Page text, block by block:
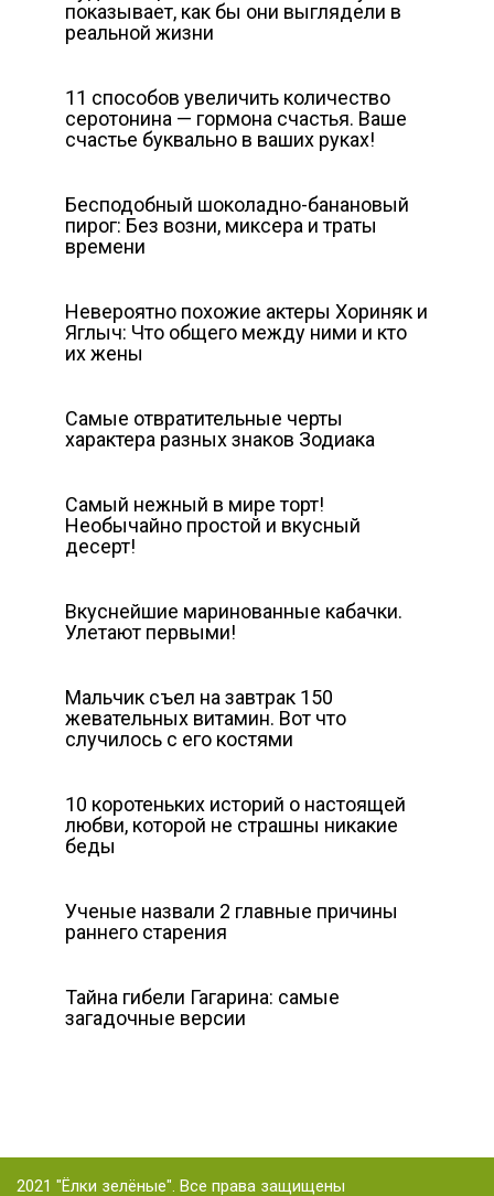
показывает, как бы они выглядели в
реальной жизни
11 способов увеличить количество
серотонина — гормона счастья. Ваше
счастье буквально в ваших руках!
Бесподобный шоколадно-банановый
пирог: Без возни, миксера и траты
времени
Невероятно похожие актеры Хориняк и
Яглыч: Что общего между ними и кто
их жены
Самые отвратительные черты
характера разных знаков Зодиака
Самый нежный в мире торт!
Необычайно простой и вкусный
десерт!
Вкуснейшие маринованные кабачки.
Улетают первыми!
Мальчик съел на завтрак 150
жевательных витамин. Вот что
случилось с его костями
10 коротеньких историй о настоящей
любви, которой не страшны никакие
беды
Ученые назвали 2 главные причины
раннего старения
Тайна гибeли Гагарина: самые
загадочные версии
2021 "Ёлки зелёные". Все права защищены